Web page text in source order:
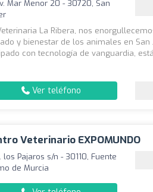
Mar Menor 20 - 30720, San
La Ribera, nos
y bienestar de los animales en San
con tecnología de vanguardia,
Ver teléfono
Veterinario EXPOMUNDO
los Pajaros s/n - 30110, Fuente
de Murcia